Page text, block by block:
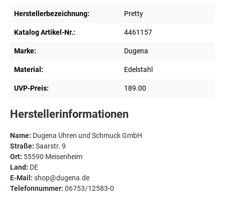
Herstellerbezeichnung: Pretty
Katalog Artikel-Nr.: 4461157
Marke: Dugena
Material: Edelstahl
UVP-Preis: 189.00
Herstellerinformationen
Name: Dugena Uhren und Schmuck GmbH
Straße: Saarstr. 9
Ort: 55590 Meisenheim
Land: DE
E-Mail: shop@dugena.de
Telefonnummer: 06753/12583-0